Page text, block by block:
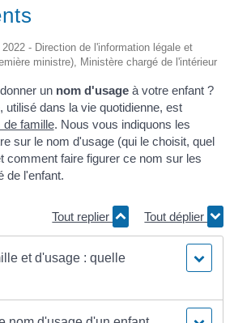
- Direction de l'information légale et
ministre), Ministère chargé de l'intérieur
un nom d'usageà votre enfant ?
utilisé dans la vie quotidienne, est
de famille. Nous vous indiquons les
sur le nom d'usage (qui le choisit, quel
comment faire figurer ce nom sur les
de l'enfant.
Tout replier Tout déplier
et d'usage : quelle